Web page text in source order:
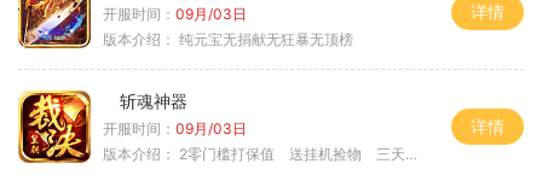
开服时间： 09月/03日
版本介绍： 纯元宝无捐献无狂暴无顶榜
详情
斩魂神器
开服时间： 09月/03日
版本介绍： 2零门槛打保值 送挂机捡物 三天合区
详情